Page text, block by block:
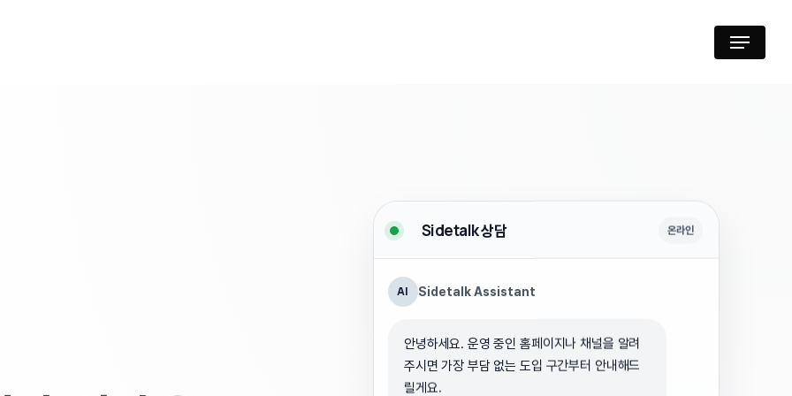
Menu
Sidetalk 상담 온라인
AI Sidetalk Assistant
안녕하세요. 운영 중인 홈페이지나 채널을 알려
주시면 가장 부담 없는 도입 구간부터 안내해드
릴게요.